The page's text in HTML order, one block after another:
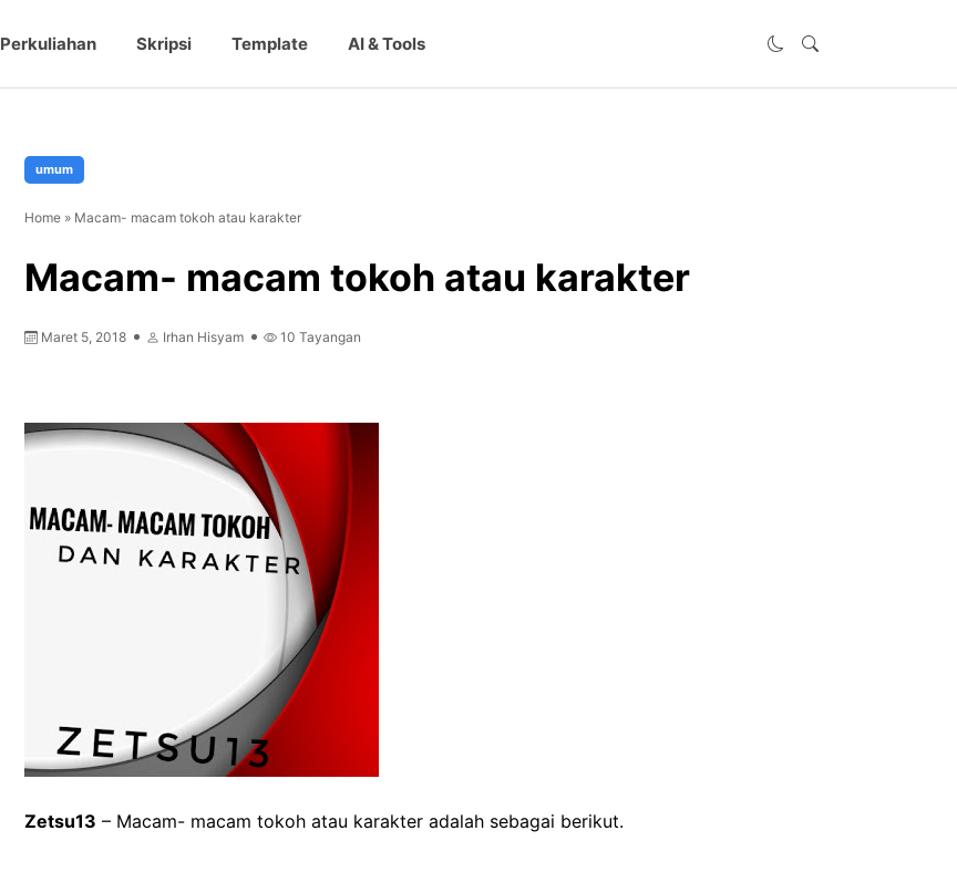
Perkuliahan Skripsi Template AI & Tools
umum
Home » Macam- macam tokoh atau karakter
Macam- macam tokoh atau karakter
Maret 5, 2018 Irhan Hisyam 10 Tayangan
Zetsu13 – Macam- macam tokoh atau karakter adalah sebagai berikut.